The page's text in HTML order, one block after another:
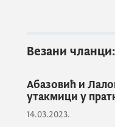
Олимпијским
Министар спорта
Лалошевић
Везани чланци:
Абазовић и
утакмици у
14.03.2023.